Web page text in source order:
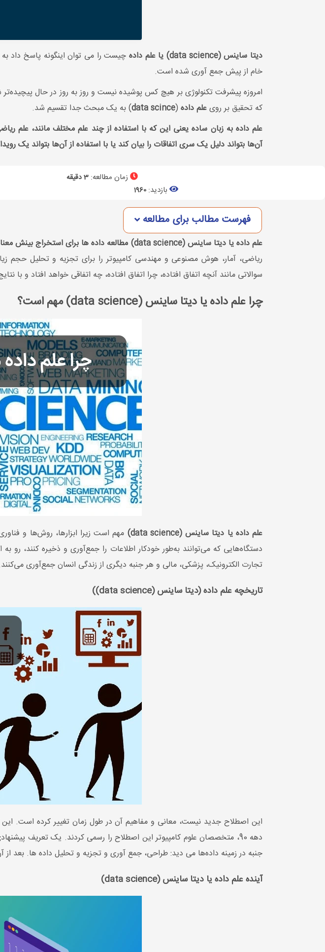
دیتا ساینس (data science) یا علم داده
چیست را می توان اینگونه پاسخ داد به
خام از پیش جمع آوری شده است.
امروزه پیشرفت تکنولوژی بر هیچ کس پوشیده نیست و روز به روز در حال
که تحقیق بر رویعلم داده (
data scince) به یک مبحث جدا تقسیم شد.
علم داده به زبان ساده یعنی این که با استفاده از چند علم مختلف مانند، علم
آن‌ها بتواند دلیل یک سری اتفاقات را بیان کند یا با استفاده از آن‌ها بتواند یک
زمان مطالعه:3 دقیقه
بازدید: 1960
فهرست مطالب برای مطالعه
علم داده یا دیتا ساینس (data science) مطالعه داده ها برای استخراج بینش معنادار برای تجارت است.
ریاضی، آمار، هوش مصنوعی و مهندسی کامپیوتر را برای تجزیه و تحلیل حجم
سوالاتی مانند آنچه اتفاق افتاده، چرا اتفاق افتاده، چه اتفاقی خواهد افتاد و با
چرا علم داده یا دیتا ساینس (data science) مهم است؟
علم داده یا دیتا ساینس (data science)
مهم است زیرا ابزارها، روش‌ها و
دستگاه‌هایی که می‌توانند به‌طور خودکار اطلاعات را جمع‌آوری و ذخیره کنند،
تجارت الکترونیک، پزشکی، مالی و هر جنبه دیگری از زندگی انسان جمع‌آوری
تاریخچه علم داده (دیتا ساینس (data science))
دهه 90، متخصصان علوم کامپیوتر این اصطلاح را رسمی کردند. یک تعریف پیشنهادی برای
جنبه در زمینه داده‌ها می دید: طراحی، جمع آوری و تجزیه و تحلیل داده ها. بعد
آینده علم داده یا دیتا ساینس (data science)